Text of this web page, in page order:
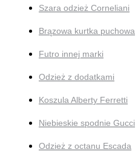
Szara odzież Corneliani
Brązowa kurtka puchowa
Futro innej marki
Odzież z dodatkami
Koszula Alberty Ferretti
Niebieskie spodnie Gucci
Odzież z octanu Escada